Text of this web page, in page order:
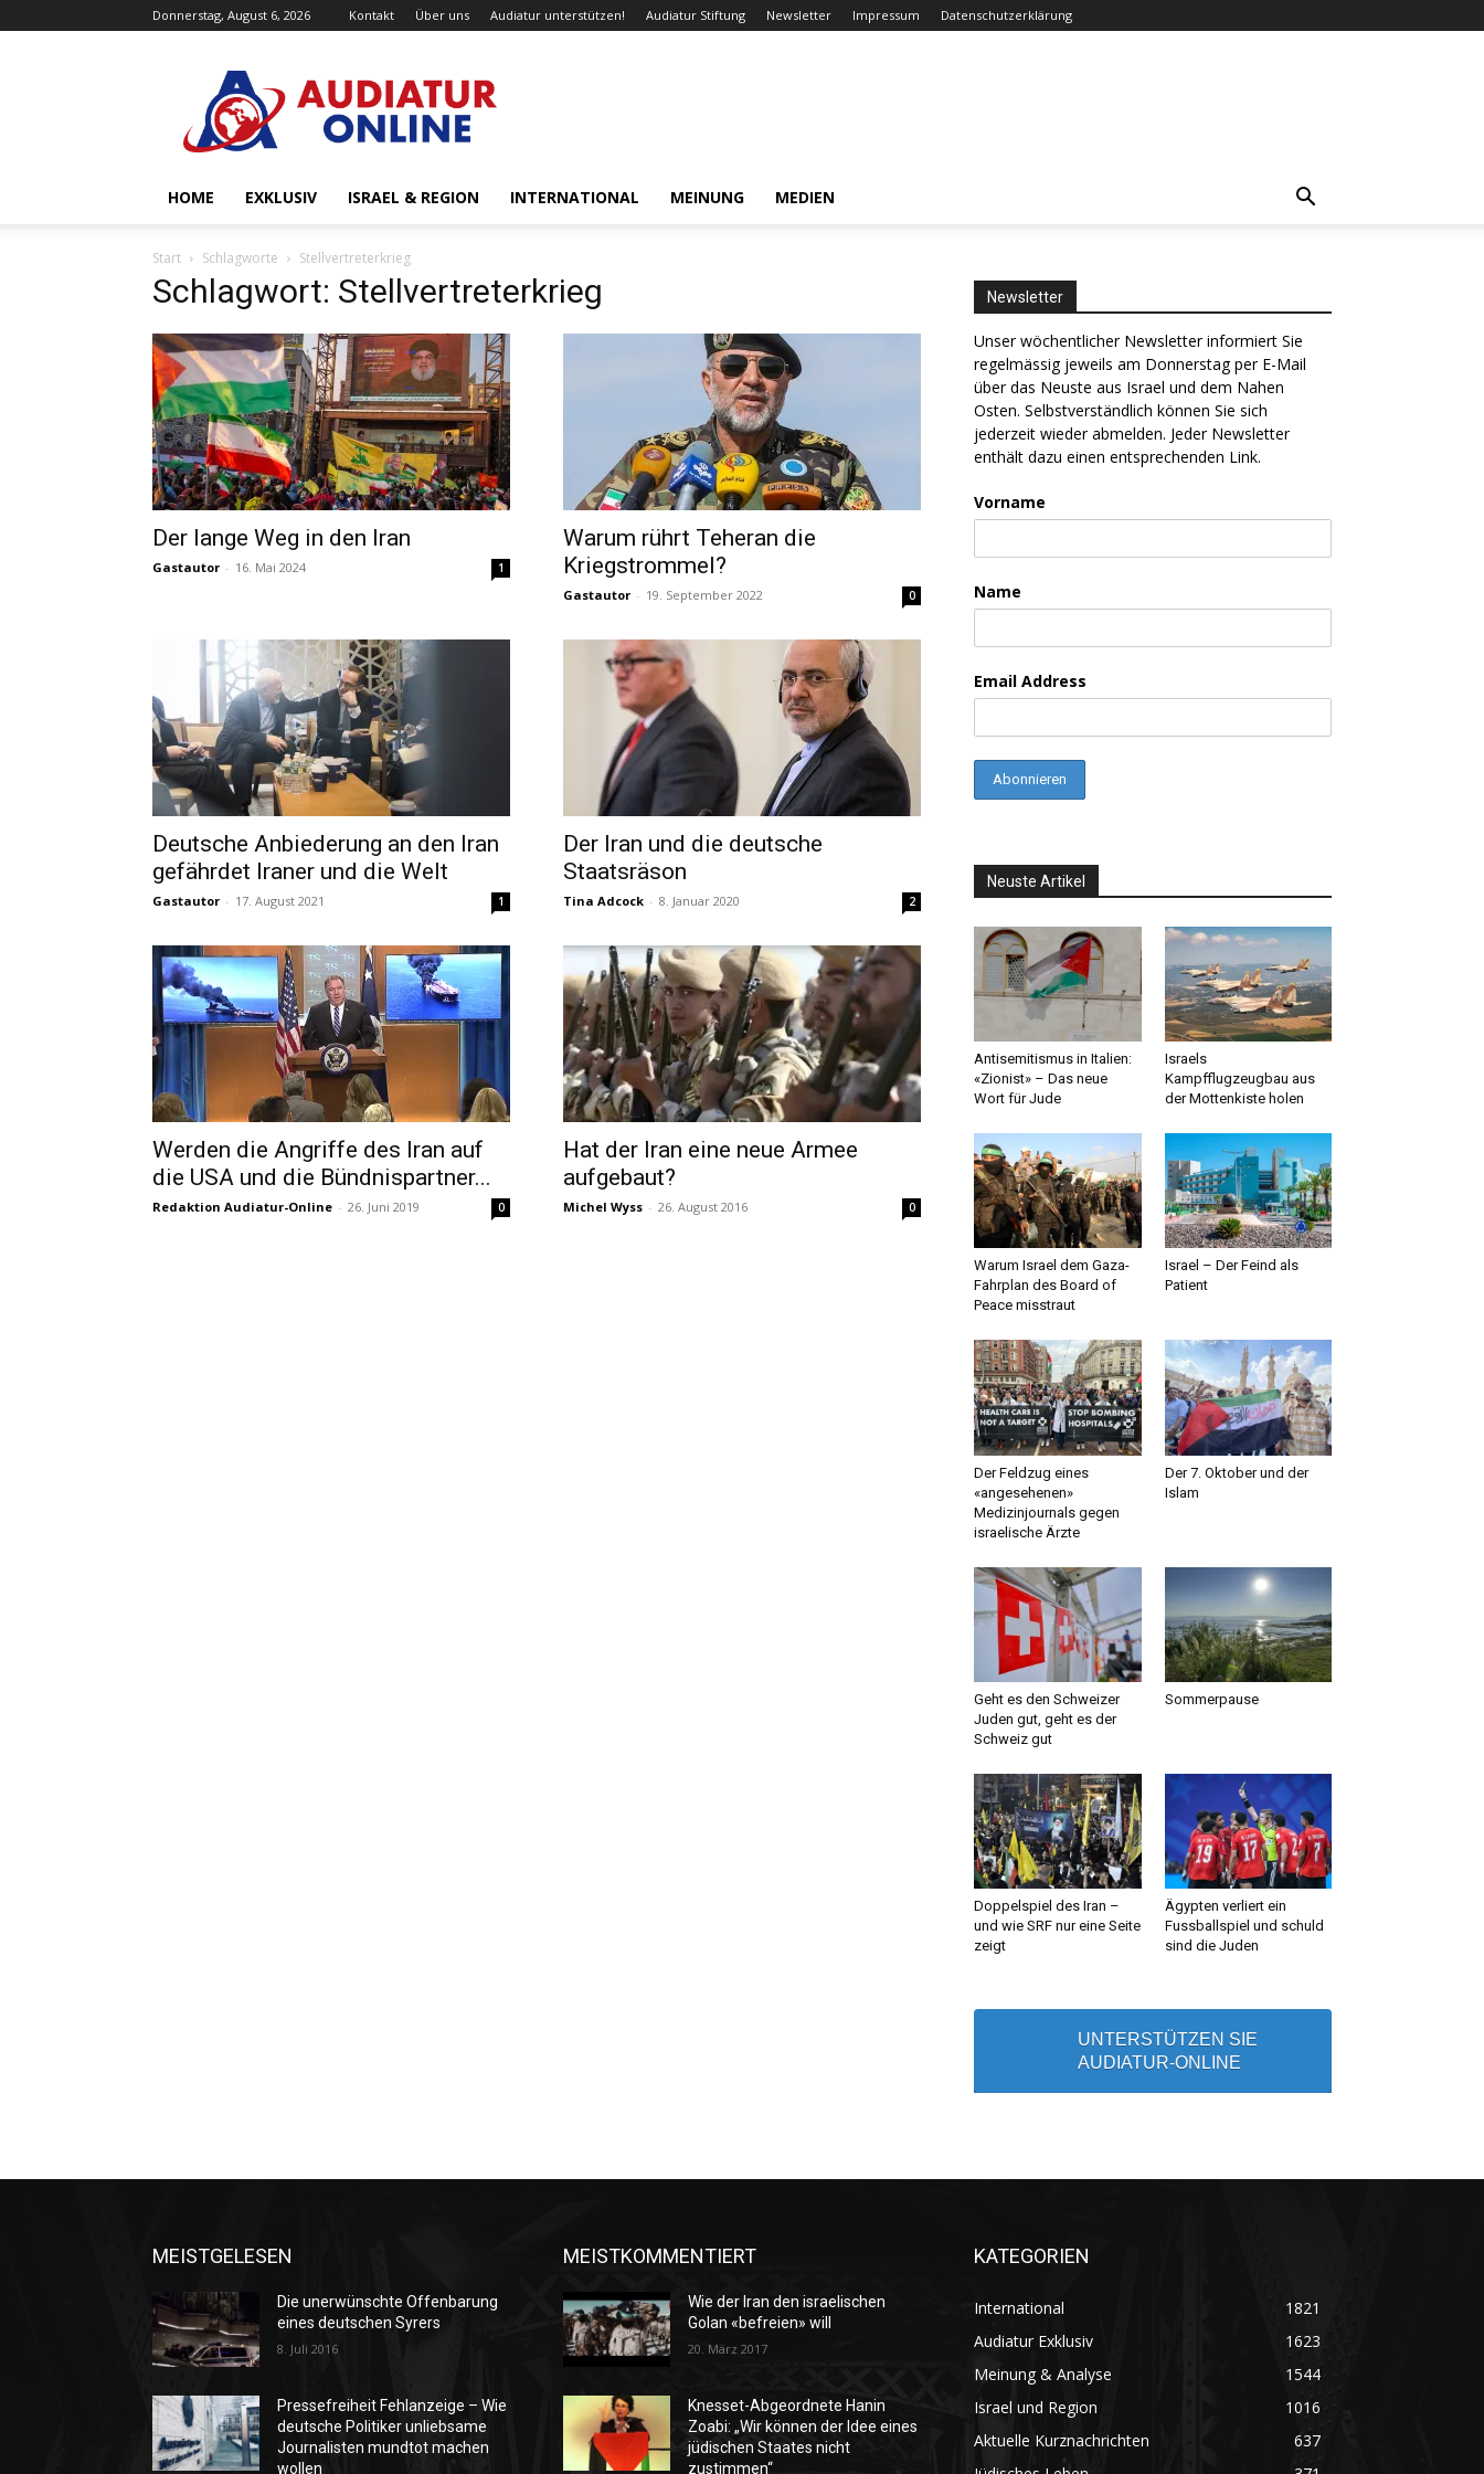
Donnerstag, August 6, 2026 Kontakt Über uns Audiatur unterstützen! Audiatur Stiftung Newsletter Impressum Datenschutzerklärung
Online
HOME EXKLUSIV ISRAEL & REGION INTERNATIONAL MEINUNG MEDIEN
Start Schlagworte Stellvertreterkrieg
Schlagwort: Stellvertreterkrieg
Der lange Weg in den Iran
Gastautor - 16. Mai 2024 1
Warum rührt Teheran die
Kriegstrommel?
Gastautor - 19. September 2022 0
Deutsche Anbiederung an den Iran
gefährdet Iraner und die Welt
Gastautor - 17. August 2021 1
Der Iran und die deutsche
Staatsräson
Tina Adcock - 8. Januar 2020 2
Werden die Angriffe des Iran auf
die USA und die Bündnispartner...
Redaktion Audiatur-Online - 26. Juni 2019 0
Hat der Iran eine neue Armee
aufgebaut?
Michel Wyss - 26. August 2016 0
Newsletter
Unser wöchentlicher Newsletter informiert Sie
regelmässig jeweils am Donnerstag per E-Mail
über das Neuste aus Israel und dem Nahen
Osten. Selbstverständlich können Sie sich
jederzeit wieder abmelden. Jeder Newsletter
enthält dazu einen entsprechenden Link.
Vorname
Name
Email Address
Neuste Artikel
Antisemitismus in Italien:
«Zionist» – Das neue
Wort für Jude
Israels
Kampfflugzeugbau aus
der Mottenkiste holen
Warum Israel dem Gaza-
Fahrplan des Board of
Peace misstraut
Israel – Der Feind als
Patient
Der Feldzug eines
«angesehenen»
Medizinjournals gegen
israelische Ärzte
Der 7. Oktober und der
Islam
Geht es den Schweizer
Juden gut, geht es der
Schweiz gut
Sommerpause
Doppelspiel des Iran –
und wie SRF nur eine Seite
zeigt
Ägypten verliert ein
Fussballspiel und schuld
sind die Juden
UNTERSTÜTZEN SIE
AUDIATUR-ONLINE
MEISTGELESEN
Die unerwünschte Offenbarung
eines deutschen Syrers
8. Juli 2016
Pressefreiheit Fehlanzeige – Wie
deutsche Politiker unliebsame
Journalisten mundtot machen
wollen
MEISTKOMMENTIERT
Wie der Iran den israelischen
Golan «befreien» will
20. März 2017
Knesset-Abgeordnete Hanin
Zoabi: „Wir können der Idee eines
jüdischen Staates nicht
zustimmen“
KATEGORIEN
International
1821
Audiatur Exklusiv
1623
Meinung & Analyse
1544
Israel und Region
1016
Aktuelle Kurznachrichten
637